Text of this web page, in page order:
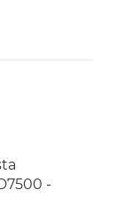
-